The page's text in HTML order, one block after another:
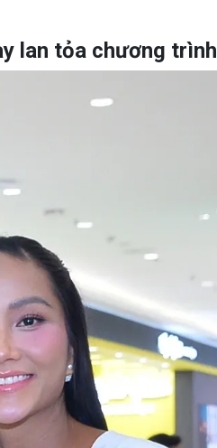
lan tỏa chương trình